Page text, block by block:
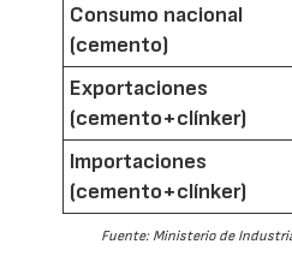
Consumo nacional
(cemento)
Exportaciones
(cemento+clínker)
Importaciones
(cemento+clínker)
Fuente: Ministerio de